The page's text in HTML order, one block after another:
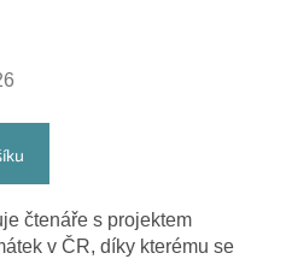
čtenáře s projektem
v ČR, díky kterému se